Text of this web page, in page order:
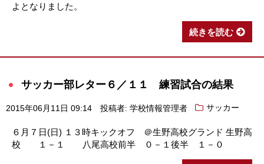
よとなりました。
続きを読む
サッカー部レター６／１１ 練習試合の結果
2015年06月11日 09:14 投稿者: 学校情報管理者 サッカー
６月７日(日) １３時キックオフ ＠生野高校グランド 生野高
校 １－１ 八尾高校前半 ０－１後半 １－０